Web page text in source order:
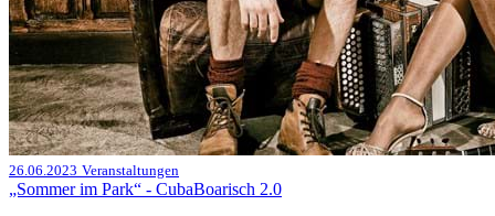
26.06.2023 Veranstaltungen
„Sommer im Park“ - CubaBoarisch 2.0